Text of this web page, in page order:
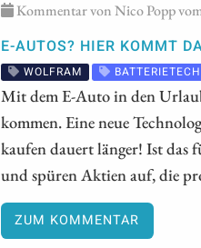
Kommentar von Nico Popp
E-AUTOS? HIER KOMMT
WOLFRAM
Mit dem E-Auto in den
kommen. Eine neue
kaufen dauert länger! Ist
und spüren Aktien auf, die
ZUM KOMMENTAR